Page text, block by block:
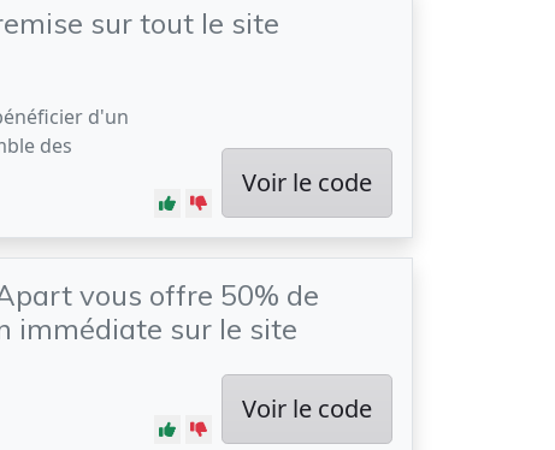
sur tout le site
d'un
des
Voir le code
vous offre 50% de
immédiate sur le site
Voir le code